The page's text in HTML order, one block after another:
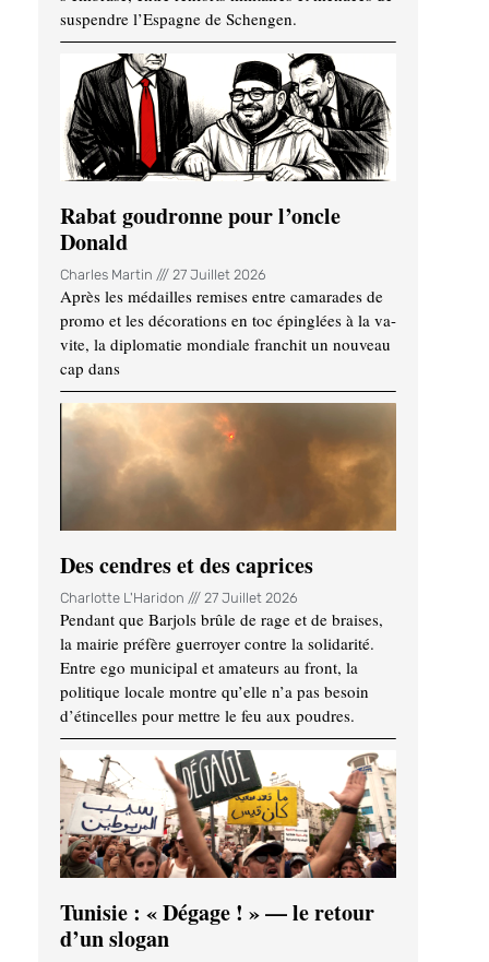
suspendre l’Espagne de Schengen.
Rabat goudronne pour l’oncle
Donald
Charles Martin 27 Juillet 2026
Après les médailles remises entre camarades de
promo et les décorations en toc épinglées à la va-
vite, la diplomatie mondiale franchit un nouveau
cap dans
Des cendres et des caprices
Charlotte L'Haridon 27 Juillet 2026
Pendant que Barjols brûle de rage et de braises,
la mairie préfère guerroyer contre la solidarité.
Entre ego municipal et amateurs au front, la
politique locale montre qu’elle n’a pas besoin
d’étincelles pour mettre le feu aux poudres.
Tunisie : « Dégage ! » — le retour
d’un slogan